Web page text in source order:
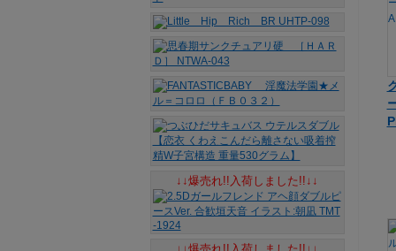
↓↓爆売れ!!入荷しました!!↓↓